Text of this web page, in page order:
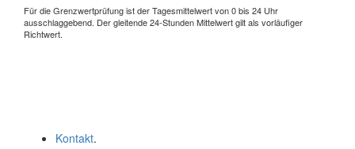
Für die Grenzwertprüfung ist der Tagesmittelwert von 0 bis 24 Uhr
ausschlaggebend. Der gleitende 24-Stunden Mittelwert gilt als vorläufiger
Richtwert.
Kontakt.